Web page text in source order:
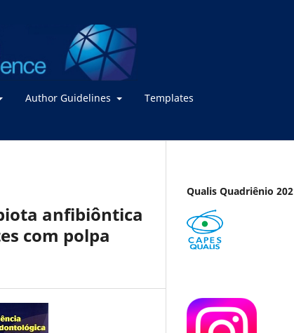
Author Guidelines Templates
anfibiôntica
com polpa
Qualis Quadriênio